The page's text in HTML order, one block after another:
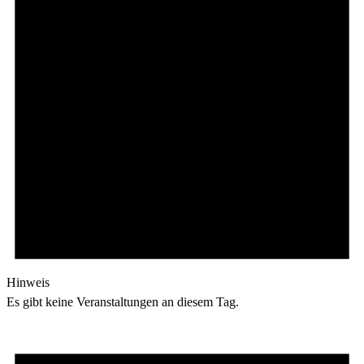
Hinweis
Es gibt keine Veranstaltungen an diesem Tag.